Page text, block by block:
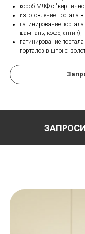
короб МДФ с
изготовление портала
патинирование
шампань, кофе, антик);
патинирование
порталов в шпоне: